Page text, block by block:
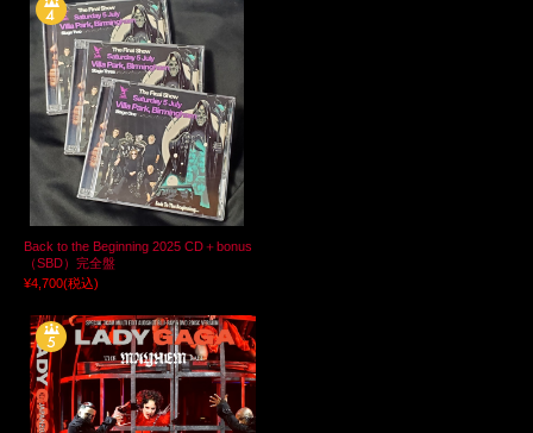
Back to the Beginning 2025 CD＋bonus
（SBD）完全盤
¥4,700(税込)